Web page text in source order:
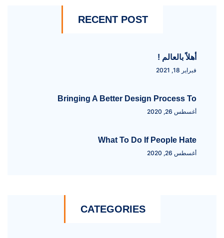
RECENT POST
أهلاً بالعالم !
فبراير 18, 2021
Bringing A Better Design Process To
أغسطس 26, 2020
What To Do If People Hate
أغسطس 26, 2020
CATEGORIES